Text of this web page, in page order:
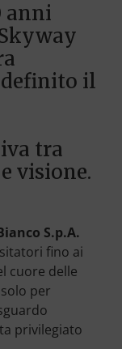
anni
il
tra
visione.
S.p.A.
fino ai
cuore delle
per
privilegiato